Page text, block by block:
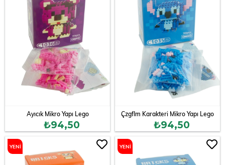
Ayıcık Mikro Yapı Lego
₺94,50
Çzgflm Karakteri Mikro Yapı Lego
₺94,50
YENI YENI